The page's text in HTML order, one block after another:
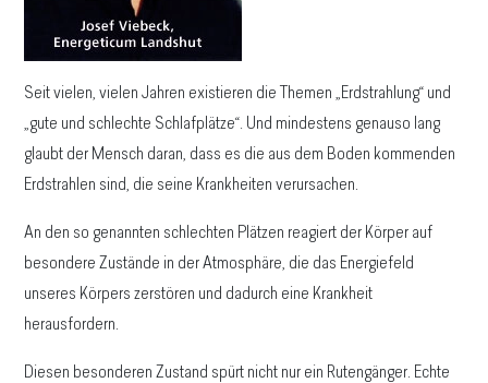
Seit vielen, vielen Jahren existieren die Themen „Erdstrahlung“ und
„gute und schlechte Schlafplätze“. Und mindestens genauso lang
glaubt der Mensch daran, dass es die aus dem Boden kommenden
Erdstrahlen sind, die seine Krankheiten verursachen.
An den so genannten schlechten Plätzen reagiert der Körper auf
besondere Zustände in der Atmosphäre, die das Energiefeld
unseres Körpers zerstören und dadurch eine Krankheit
herausfordern.
Diesen besonderen Zustand spürt nicht nur ein Rutengänger. Echte